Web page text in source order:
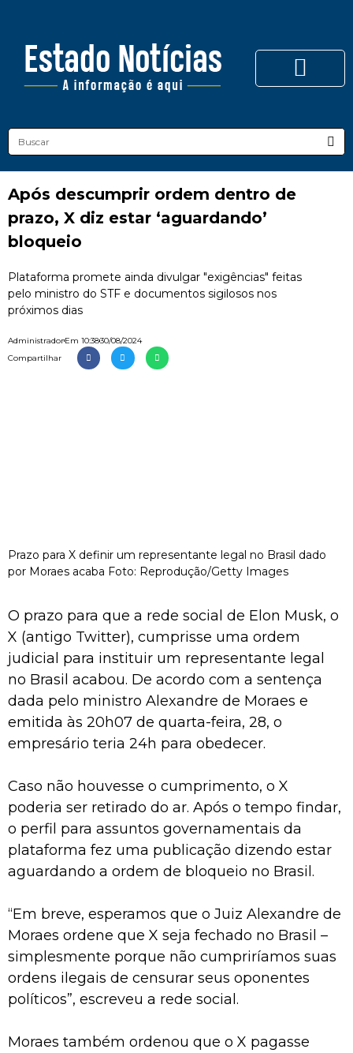
Após descumprir ordem dentro de
prazo, X diz estar ‘aguardando’
bloqueio
Plataforma promete ainda divulgar "exigências" feitas
pelo ministro do STF e documentos sigilosos nos
próximos dias
AdministradorEm 10:3830/08/2024
Compartilhar
Prazo para X definir um representante legal no Brasil dado
por Moraes acaba Foto: Reprodução/Getty Images
O prazo para que a rede social de Elon Musk, o
X (antigo Twitter), cumprisse uma ordem
judicial para instituir um representante legal
no Brasil acabou. De acordo com a sentença
dada pelo ministro Alexandre de Moraes e
emitida às 20h07 de quarta-feira, 28, o
empresário teria 24h para obedecer.
Caso não houvesse o cumprimento, o X
poderia ser retirado do ar. Após o tempo findar,
o perfil para assuntos governamentais da
plataforma fez uma publicação dizendo estar
aguardando a ordem de bloqueio no Brasil.
“Em breve, esperamos que o Juiz Alexandre de
Moraes ordene que X seja fechado no Brasil –
simplesmente porque não cumpriríamos suas
ordens ilegais de censurar seus oponentes
políticos”, escreveu a rede social.
Moraes também ordenou que o X pagasse